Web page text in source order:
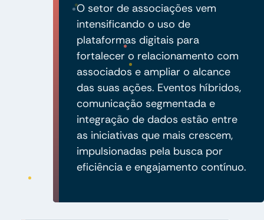
O setor de associações vem
intensificando o uso de
plataformas digitais para
fortalecer o relacionamento com
associados e ampliar o alcance
das suas ações. Eventos híbridos,
comunicação segmentada e
integração de dados estão entre
as iniciativas que mais crescem,
impulsionadas pela busca por
eficiência e engajamento contínuo.